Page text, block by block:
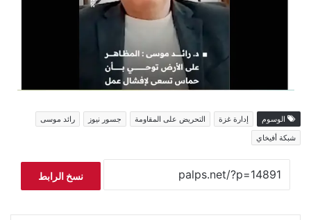
الوسوم إدارة غزة التحريض على المقاومة جسور نيوز
رائد موسى
شبكة أفيخاي
نسخ الرابط